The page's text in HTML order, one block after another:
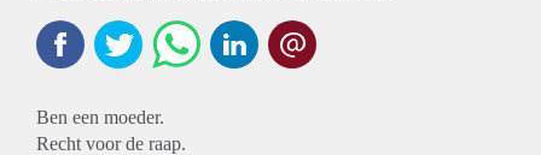
Ben een moeder.
Recht voor de raap.